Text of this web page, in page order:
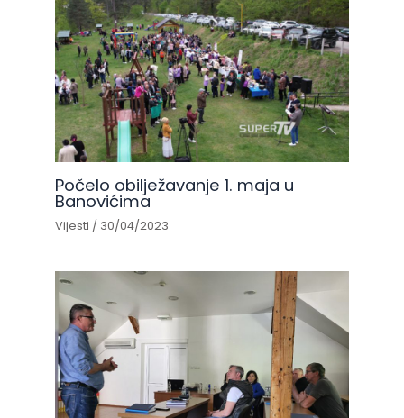
Počelo obilježavanje 1. maja u
Banovićima
Vijesti / 30/04/2023